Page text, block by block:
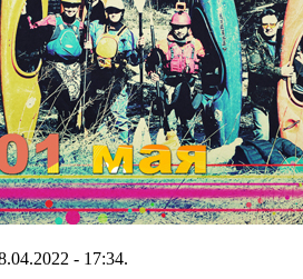
- 17:34.